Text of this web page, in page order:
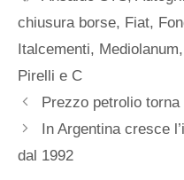
chiusura borse, Fiat,
Italcementi, Mediolanum,
Pirelli e C
Prezzo petrolio
In Argentina cresce
dal 1992